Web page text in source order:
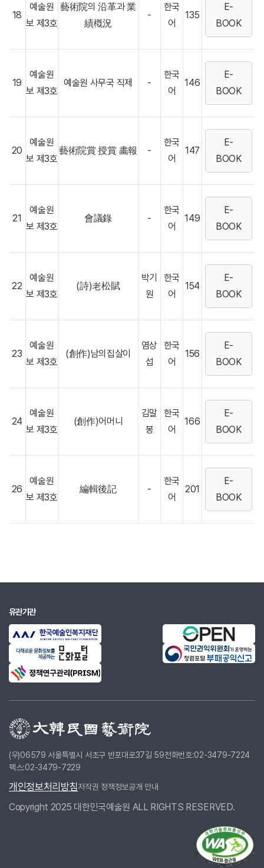
18
예술원
보 제3호
藝術院의 沿革과 業
績槪況
-
한국
어
135
E-
BOOK
19
예술원
보 제3호
예술원 사무국 직제 -
한국
어
146
E-
BOOK
20
예술원
보 제3호
藝術院賞 授賞 畵報 -
한국
어
147
E-
BOOK
21
예술원
보 제3호
會議錄 -
한국
어
149
E-
BOOK
22
예술원
보 제3호
(詩)老松賦
박기
원
한국
어
154
E-
BOOK
23
예술원
보 제3호
(創作)남의집살이
염상
섭
한국
어
156
E-
BOOK
24
예술원
보 제3호
(創作)어머니
김말
봉
한국
어
166
E-
BOOK
26
예술원
보 제3호
編輯後記 -
한국
어
201
E-
BOOK
유관기관
(우)06579 서울특별시 서초구 반포대로37길 59전화번호:02-3479-7224
팩스:02-3479-7229
개인정보처리방침저작권 정책정보공개 안내
Copyright 2025 대한민국예술원 ALL RIGHTS RESERVED.